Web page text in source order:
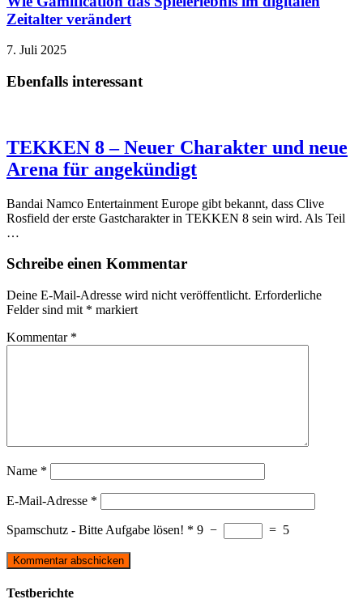
Zeitalter verändert
7. Juli 2025
Ebenfalls interessant
TEKKEN 8 – Neuer Charakter und neue
Arena für angekündigt
Bandai Namco Entertainment Europe gibt bekannt, dass Clive
Rosfield der erste Gastcharakter in TEKKEN 8 sein wird. Als Teil
…
Schreibe einen Kommentar
Deine E-Mail-Adresse wird nicht veröffentlicht. Erforderliche
Felder sind mit * markiert
Kommentar *
Name *
E-Mail-Adresse *
Spamschutz - Bitte Aufgabe lösen! * 9 − = 5
Testberichte